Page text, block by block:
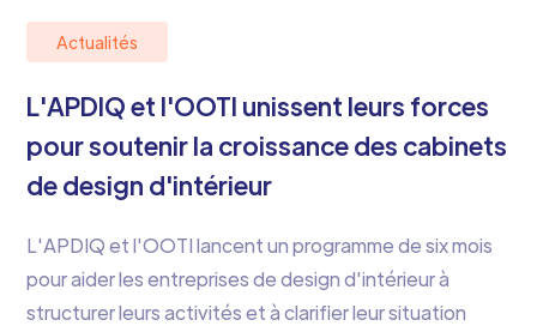
Actualités
L'APDIQ et l'OOTI unissent leurs forces
pour soutenir la croissance des cabinets
de design d'intérieur
L'APDIQ et l'OOTI lancent un programme de six mois
pour aider les entreprises de design d'intérieur à
structurer leurs activités et à clarifier leur situation